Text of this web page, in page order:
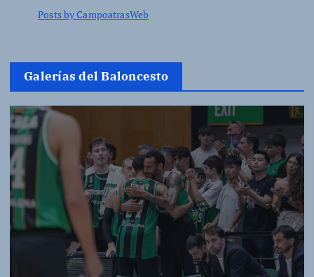
Posts by CampoatrasWeb
Galerías del Baloncesto